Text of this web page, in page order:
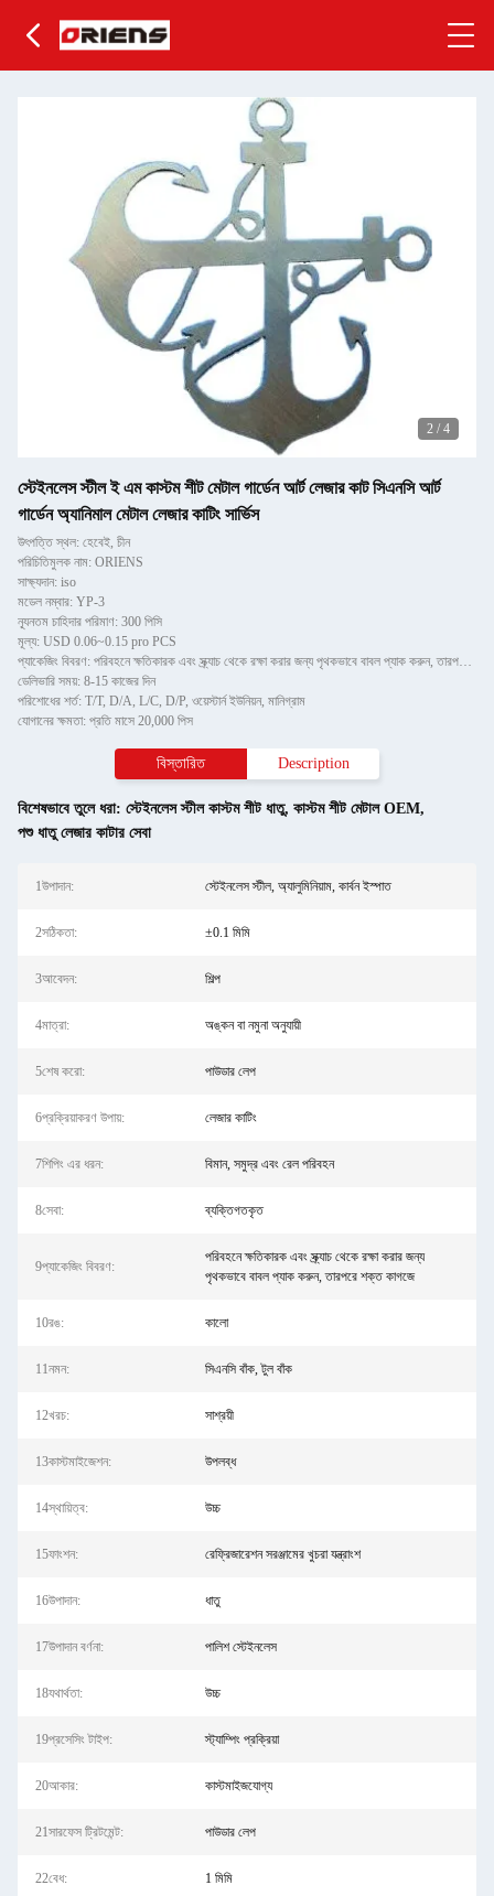
2 / 4
স্টেইনলেস স্টীল ই এম কাস্টম শীট মেটাল গার্ডেন আর্ট লেজার কাট সিএনসি আর্ট
গার্ডেন অ্যানিমাল মেটাল লেজার কাটিং সার্ভিস
উৎপত্তি স্থল: হেবেই, চীন
পরিচিতিমুলক নাম: ORIENS
সাক্ষ্যদান: iso
মডেল নম্বার: YP-3
ন্যূনতম চাহিদার পরিমাণ: 300 পিসি
মূল্য: USD 0.06~0.15 pro PCS
প্যাকেজিং বিবরণ: পরিবহনে ক্ষতিকারক এবং স্ক্র্যাচ থেকে রক্ষা করার জন্য পৃথকভাবে বাবল প্যাক করুন, তারপরে শক্ত কাগজে
ডেলিভারি সময়: 8-15 কাজের দিন
পরিশোধের শর্ত: T/T, D/A, L/C, D/P, ওয়েস্টার্ন ইউনিয়ন, মানিগ্রাম
যোগানের ক্ষমতা: প্রতি মাসে 20,000 পিস
বিস্তারিত Description
বিশেষভাবে তুলে ধরা: স্টেইনলেস স্টীল কাস্টম শীট ধাতু, কাস্টম শীট মেটাল OEM,
পশু ধাতু লেজার কাটার সেবা
1উপাদান: স্টেইনলেস স্টীল, অ্যালুমিনিয়াম, কার্বন ইস্পাত
2সঠিকতা: ±0.1 মিমি
3আবেদন: শিল্প
4মাত্রা: অঙ্কন বা নমুনা অনুযায়ী
5শেষ করো: পাউডার লেপ
6প্রক্রিয়াকরণ উপায়: লেজার কাটিং
7শিপিং এর ধরন: বিমান, সমুদ্র এবং রেল পরিবহন
8সেবা: ব্যক্তিগতকৃত
9প্যাকেজিং বিবরণ:
পরিবহনে ক্ষতিকারক এবং স্ক্র্যাচ থেকে রক্ষা করার জন্য
পৃথকভাবে বাবল প্যাক করুন, তারপরে শক্ত কাগজে
10রঙ: কালো
11নমন: সিএনসি বাঁক, টুল বাঁক
12খরচ: সাশ্রয়ী
13কাস্টমাইজেশন: উপলব্ধ
14স্থায়িত্ব: উচ্চ
15ফাংশন: রেফ্রিজারেশন সরঞ্জামের খুচরা যন্ত্রাংশ
16উপাদান: ধাতু
17উপাদান বর্ণনা: পালিশ স্টেইনলেস
18যথার্থতা: উচ্চ
19প্রসেসিং টাইপ: স্ট্যাম্পিং প্রক্রিয়া
20আকার: কাস্টমাইজযোগ্য
21সারফেস ট্রিটমেন্ট: পাউডার লেপ
22বেধ: 1 মিমি